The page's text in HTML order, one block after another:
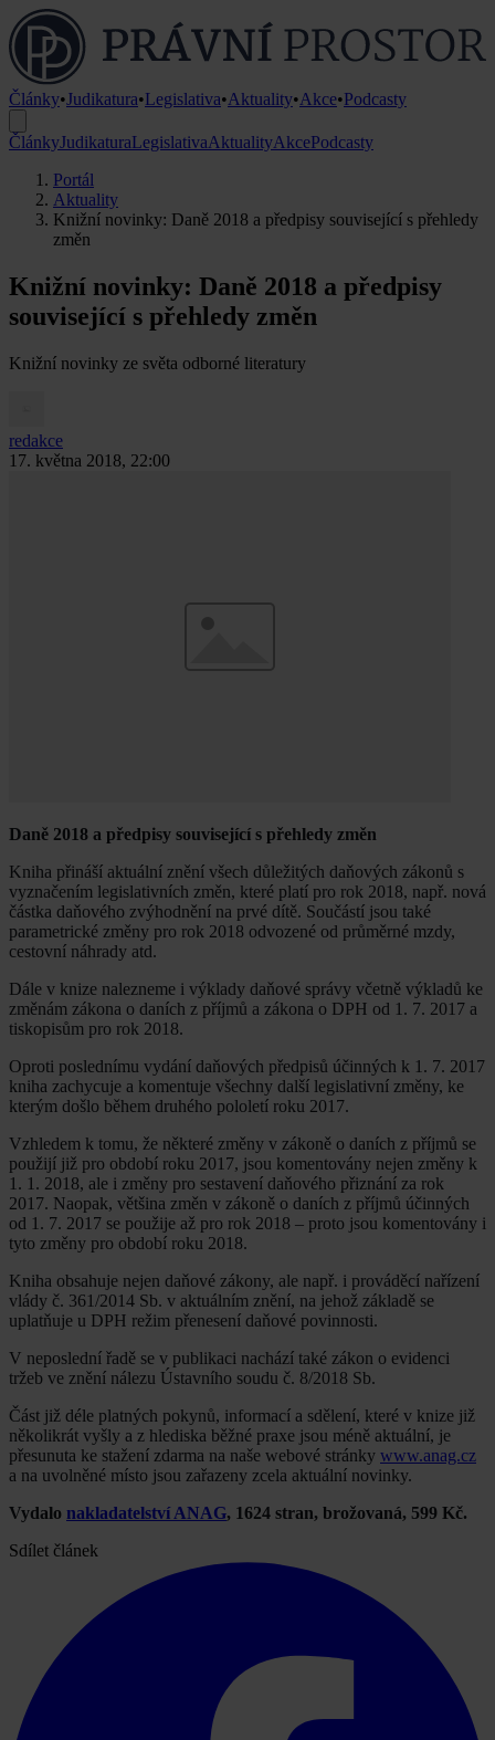
Články•Judikatura•Legislativa•Aktuality•Akce•Podcasty
ČlánkyJudikaturaLegislativaAktualityAkcePodcasty
Portál
Aktuality
Knižní novinky: Daně 2018 a předpisy související s přehledy
změn
Knižní novinky: Daně 2018 a předpisy
související s přehledy změn
Knižní novinky ze světa odborné literatury
redakce
17. května 2018, 22:00
Daně 2018 a předpisy související s přehledy změn
Kniha přináší aktuální znění všech důležitých daňových zákonů s
vyznačením legislativních změn, které platí pro rok 2018, např. nová
částka daňového zvýhodnění na prvé dítě. Součástí jsou také
parametrické změny pro rok 2018 odvozené od průměrné mzdy,
cestovní náhrady atd.
Dále v knize nalezneme i výklady daňové správy včetně výkladů ke
změnám zákona o daních z příjmů a zákona o DPH od 1. 7. 2017 a
tiskopisům pro rok 2018.
Oproti poslednímu vydání daňových předpisů účinných k 1. 7. 2017
kniha zachycuje a komentuje všechny další legislativní změny, ke
kterým došlo během druhého pololetí roku 2017.
Vzhledem k tomu, že některé změny v zákoně o daních z příjmů se
použijí již pro období roku 2017, jsou komentovány nejen změny k
1. 1. 2018, ale i změny pro sestavení daňového přiznání za rok
2017. Naopak, většina změn v zákoně o daních z příjmů účinných
od 1. 7. 2017 se použije až pro rok 2018 – proto jsou komentovány i
tyto změny pro období roku 2018.
Kniha obsahuje nejen daňové zákony, ale např. i prováděcí nařízení
vlády č. 361/2014 Sb. v aktuálním znění, na jehož základě se
uplatňuje u DPH režim přenesení daňové povinnosti.
V neposlední řadě se v publikaci nachází také zákon o evidenci
tržeb ve znění nálezu Ústavního soudu č. 8/2018 Sb.
Část již déle platných pokynů, informací a sdělení, které v knize již
několikrát vyšly a z hlediska běžné praxe jsou méně aktuální, je
přesunuta ke stažení zdarma na naše webové stránky www.anag.cz
a na uvolněné místo jsou zařazeny zcela aktuální novinky.
Vydalo nakladatelství ANAG, 1624 stran, brožovaná, 599 Kč.
Sdílet článek